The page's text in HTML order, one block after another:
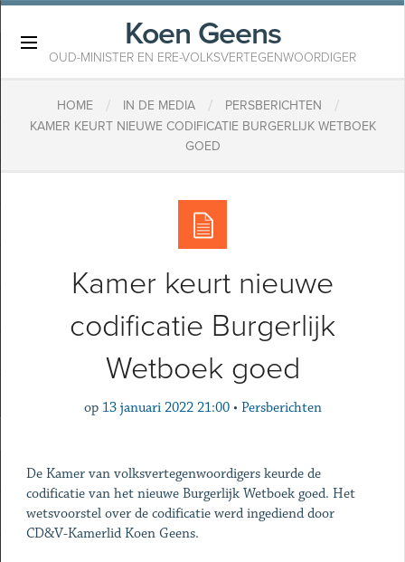
Koen Geens
OUD-MINISTER EN ERE-VOLKSVERTEGENWOORDIGER
HOME / IN DE MEDIA / PERSBERICHTEN /
KAMER KEURT NIEUWE CODIFICATIE BURGERLIJK WETBOEK
GOED
Kamer keurt nieuwe
codificatie Burgerlijk
Wetboek goed
op 13 januari 2022 21:00 • Persberichten
De Kamer van volksvertegenwoordigers keurde de
codificatie van het nieuwe Burgerlijk Wetboek goed. Het
wetsvoorstel over de codificatie werd ingediend door
CD&V-Kamerlid Koen Geens.